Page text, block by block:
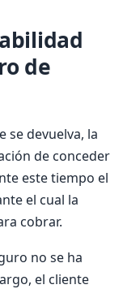
de
se devuelva, la
de conceder
este tiempo el
el cual la
cobrar.
no se ha
el cliente